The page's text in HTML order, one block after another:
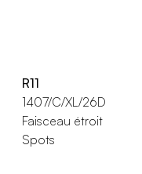
R11
1407/C/XL/26D
Faisceau étroit
Spots